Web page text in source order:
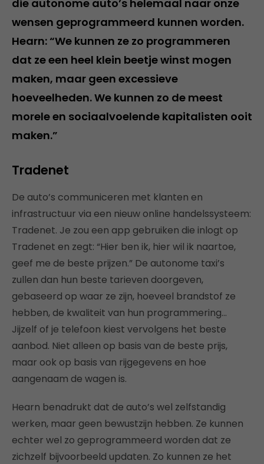
die autonome auto’s helemaal naar onze
wensen geprogrammeerd kunnen worden.
Hearn: “We kunnen ze zo programmeren
dat ze een heel klein beetje winst mogen
maken, maar geen excessieve
hoeveelheden. We kunnen zo de meest
morele en sociaalvoelende kapitalisten ooit
maken.”
Tradenet
De auto’s communiceren met klanten en
infrastructuur via een nieuw online handelssysteem:
Tradenet. Je zou een app gebruiken die inlogt op
Tradenet en zegt: “Hier ben ik, hier wil ik naartoe,
geef me de beste prijzen.” De autonome taxi’s
zullen dan hun beste tarieven doorgeven,
gebaseerd op waar ze zijn, hoeveel brandstof ze
hebben, de kwaliteit van hun programmering…
Jijzelf of je telefoon kiest vervolgens het beste
aanbod. Niet alleen op basis van de beste prijs,
maar ook op basis van rijgegevens en hoe
aangenaam de wagen is.
Hearn benadrukt dat de auto’s wel zelfstandig
werken, maar geen bewustzijn hebben. Ze kunnen
echter wel zo geprogrammeerd worden dat ze
zichzelf bijvoorbeeld updaten. Zo kunnen ze het